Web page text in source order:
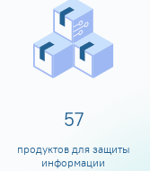
60
продуктов для защиты
информации